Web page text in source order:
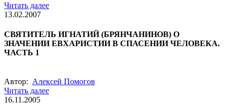
Читать далее
13.02.2007
СВЯТИТЕЛЬ ИГНАТИЙ (БРЯНЧАНИНОВ) О
ЗНАЧЕНИИ ЕВХАРИСТИИ В СПАСЕНИИ ЧЕЛОВЕКА.
ЧАСТЬ 1
Автор: Алексей Помогов
Читать далее
16.11.2005